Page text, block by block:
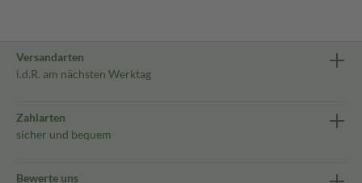
Versandarten
i.d.R. am nächsten Werktag
Zahlarten
sicher und bequem
Bewerte uns